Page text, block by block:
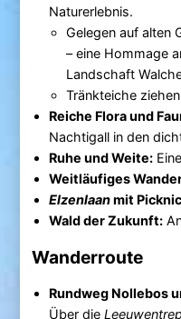
Naturerlebnis.
Gelegen auf alten
– eine Hommage
Landschaft
Tränkteiche
Reiche Flora und
Nachtigall in den
Ruhe und Weite:
Weitläufiges
Elzenlaanmit
Wald der Zukunft:
Wanderroute
Rundweg Nollebos
Über die